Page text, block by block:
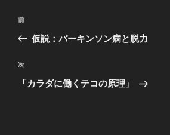
投
ビ
ゲ
過
去
投
稿
前
仮説：パーキンソン病と脱力
次
の
次
「カラダに働くテコの原理」